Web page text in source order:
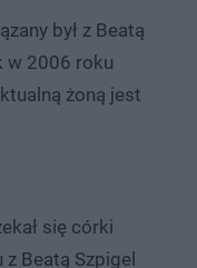
był z Beatą
w 2006 roku
żoną jest
się córki
z Beatą Szpigel